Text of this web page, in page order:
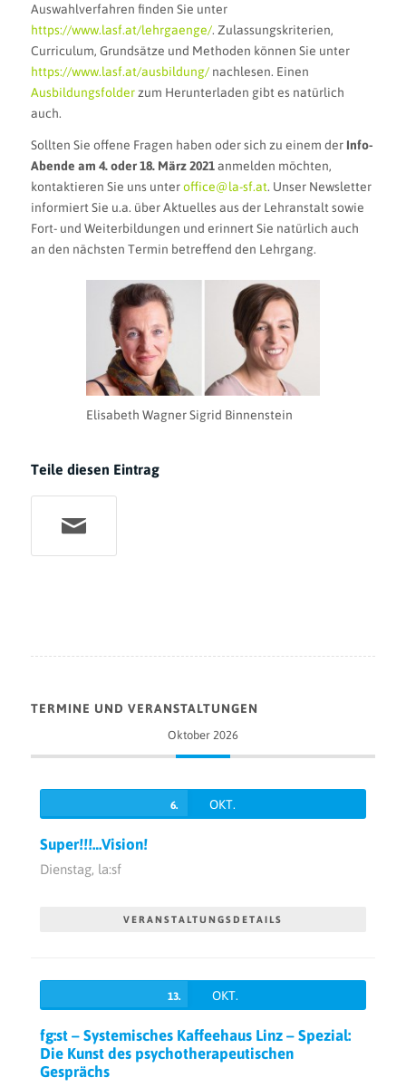
Auswahlverfahren finden Sie unter
https://www.lasf.at/lehrgaenge/. Zulassungskriterien,
Curriculum, Grundsätze und Methoden können Sie unter
https://www.lasf.at/ausbildung/nachlesen. Einen
Ausbildungsfolderzum Herunterladen gibt es natürlich
auch.
Sollten Sie offene Fragen haben oder sich zu einem der Info-
Abende am 4. oder 18. März 2021anmelden möchten,
kontaktieren Sie uns unteroffice@la-sf.at. Unser Newsletter
informiert Sie u.a. über Aktuelles aus der Lehranstalt sowie
Fort- und Weiterbildungen und erinnert Sie natürlich auch
an den nächsten Termin betreffend den Lehrgang.
Elisabeth Wagner Sigrid Binnenstein
Teile diesen Eintrag
TERMINE UND VERANSTALTUNGEN
Oktober 2026
6. OKT.
Super!!!…Vision!
Dienstag, la:sf
VERANSTALTUNGSDETAILS
13. OKT.
fg:st – Systemisches Kaffeehaus Linz – Spezial:
Die Kunst des psychotherapeutischen
Gesprächs